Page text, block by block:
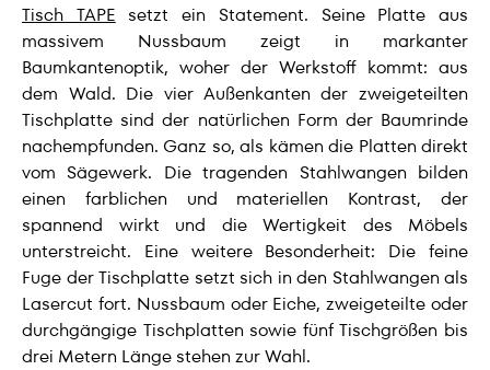
Tisch TAPE setzt ein Statement. Seine Platte aus
massivem Nussbaum zeigt in markanter
Baumkantenoptik, woher der Werkstoff kommt: aus
dem Wald. Die vier Außenkanten der zweigeteilten
Tischplatte sind der natürlichen Form der Baumrinde
nachempfunden. Ganz so, als kämen die Platten direkt
vom Sägewerk. Die tragenden Stahlwangen bilden
einen farblichen und materiellen Kontrast, der
spannend wirkt und die Wertigkeit des Möbels
unterstreicht. Eine weitere Besonderheit: Die feine
Fuge der Tischplatte setzt sich in den Stahlwangen als
Lasercut fort. Nussbaum oder Eiche, zweigeteilte oder
durchgängige Tischplatten sowie fünf Tischgrößen bis
drei Metern Länge stehen zur Wahl.